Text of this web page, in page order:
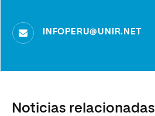
INFOPERU@UNIR.NET
Noticias relacionadas